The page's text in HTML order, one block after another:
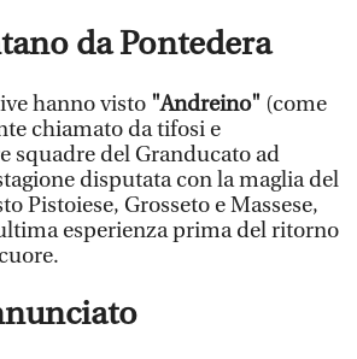
da Pontedera
hanno visto "Andreino" (come
chiamato da tifosi e
squadre del Granducato ad
disputata con la maglia del
Pistoiese, Grosseto e Massese,
esperienza prima del ritorno